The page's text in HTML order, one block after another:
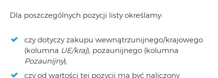
Dla poszczególnych pozycji listy określamy:
czy dotyczy zakupu wewnątrzunijnego/krajowego
(kolumna UE/kraj), pozaunijnego (kolumna
Pozaunijny),
czy od wartości tej pozycji ma być naliczony